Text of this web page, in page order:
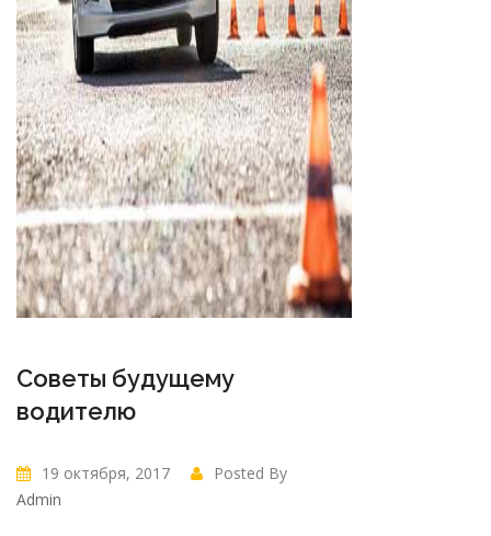
Советы будущему
водителю
19 октября, 2017
Posted By
Admin